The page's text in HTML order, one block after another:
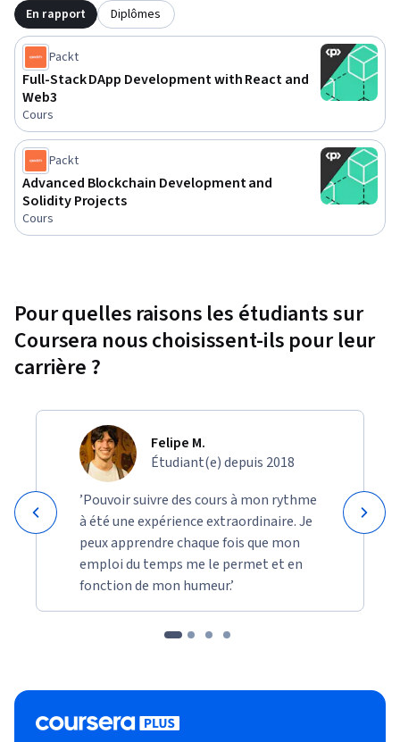
En rapport Diplômes
Packt
Full-Stack DApp Development with React and
Web3
Cours
Packt
Advanced Blockchain Development and
Solidity Projects
Cours
Pour quelles raisons les étudiants sur
Coursera nous choisissent-ils pour leur
carrière ?
Felipe M.
Étudiant(e) depuis 2018
’Pouvoir suivre des cours à mon rythme
à été une expérience extraordinaire. Je
peux apprendre chaque fois que mon
emploi du temps me le permet et en
fonction de mon humeur.’